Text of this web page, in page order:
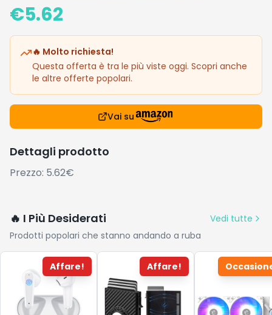
€5.62
🔥 Molto richiesta!
Questa offerta è tra le più viste oggi. Scopri anche
le altre offerte popolari.
Vai su
Dettagli prodotto
Prezzo: 5.62€
🔥 I Più Desiderati
Vedi tutte
Prodotti popolari che stanno andando a ruba
Affare! Affare!